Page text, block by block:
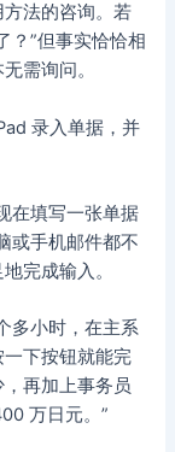
法的咨询。若
？”但事实恰恰相
需询问。
录入单据，并
在填写一张单据
或手机邮件都不
完成输入。
多小时，在主系
下按钮就能完
再加上事务员
万日元。”